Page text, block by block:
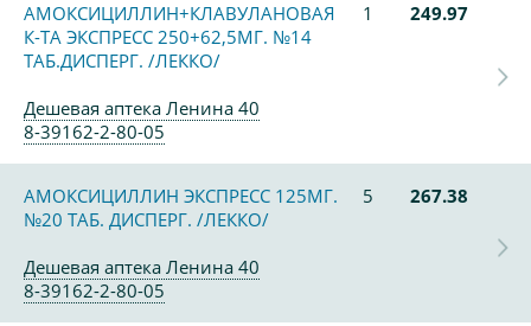
АМОКСИЦИЛЛИН+КЛАВУЛАНОВАЯ
К-ТА ЭКСПРЕСС 250+62,5МГ. №14
ТАБ.ДИСПЕРГ. /ЛЕККО/
1 249.97
Дешевая аптека Ленина 40
8-39162-2-80-05
АМОКСИЦИЛЛИН ЭКСПРЕСС 125МГ.
№20 ТАБ. ДИСПЕРГ. /ЛЕККО/
5 267.38
Дешевая аптека Ленина 40
8-39162-2-80-05